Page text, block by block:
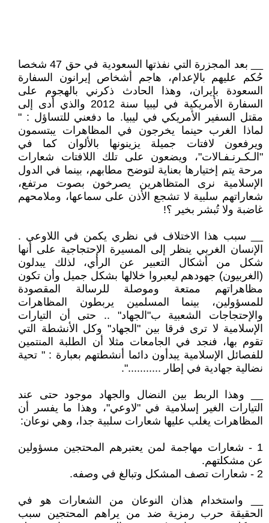
__ بعد المجزرة التي نفذتها السعودية في حق 47 شخصا
حُكم عليهم بالإعدام، هاجم أشخاص إيرانون السفارة
السعودة بإيران، وهذا الحادث ذكرني بالهجوم على
السفارة الأمريكية في ليبيا سنة 2012 والذي أدى إلى
مقتل السفير الأمريكي في ليبيا. ما دفعني للتساؤل : "
لماذا الغرب حينما يخرجون في المظاهرات يبتسمون
ويرفعون لافتات جميلة يزينونها بالألوان كما في
"الـكـرنـفـالات"، ويضعون على تلك اللافتات شعارات
مرحة يتم إختيارها بعناية لتوضح مطابهم، بينما في الدول
الإسلامية نرى المتظاهرين يصرخون بصوت مرتفع،
شعاراتهم سلبية لا تشجع الأذن على سماعها، وملامحهم
غاضبة ولا تُبشر بخير ؟!
__ سبب هذا الاختلاف في نظري يكمن في اللاوعي .
الإنسان الغربي ينظر إلى المسيرة الإحتجاجية على أنها
شكل من أشكال التعبير عن الرأي، لذلك يبدلون
(الغربيون) جهودهم ليعبروا خلالها بشكل جميل وأن تكون
مظاهراتهم ممتعة وموصلة للرسالة المقصودة
للمسؤولين، بينما المسلمين يربطون المظاهرات
والإحتجاجات الشعبية ب"الجهاد" .. حتى أن التيارات
الإسلامية لا ترى فرقا بين "الجهاد" وكل الأنشطة التي
تقوم بها، فنجد في الجامعات مثلا أن الطلبة المنتمين
للفصائل الإسلامية يبدأون دائما أنشطتهم بعبارة : " تحية
نضالية جهادية في إطار ...........".
__ وهذا الربط بين النضال والجهاد موجود حتى عند
التيارات الغير إسلامية في "لاوعي"، وهذا ما يفسر أن
المظاهرات يغلب عليها شعارات سلبية جدا، وهي نوعان:
1 - شعارات مهاجمة لمن يعتبرهم المحتجين مسؤولين
عن مشكلتهم.
2 - شعارات تصف المشكل وتبالغ في وصفه.
__ واستخدام هذان النوعان من الشعارات هو في
الحقيقة حرب رمزية ضد من يراهم المحتجين سبب